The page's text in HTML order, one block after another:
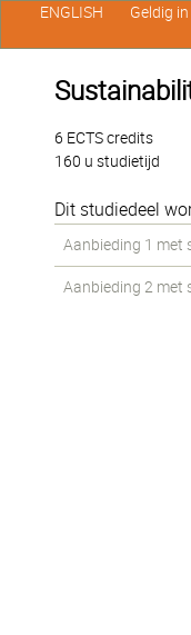
6 ECTS credits
160 u studietijd
Dit studiedeel
Aanbieding 1 met
Aanbieding 2 met
ENGLISH Geldig